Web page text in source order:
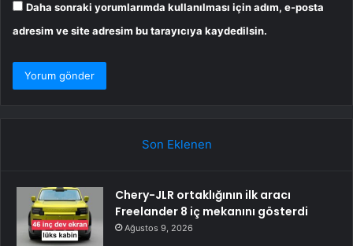
Daha sonraki yorumlarımda kullanılması için adım, e-posta
adresim ve site adresim bu tarayıcıya kaydedilsin.
Son Eklenen
Chery-JLR ortaklığının ilk aracı
Freelander 8 iç mekanını gösterdi
Ağustos 9, 2026